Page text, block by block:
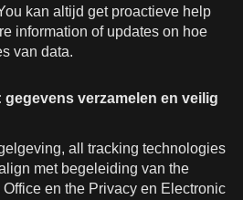
kan altijd get proactieve help
information of updates on hoe
van data.
verzamelen en veilig
all tracking technologies
met begeleiding van the
Office en the Privacy en Electronic